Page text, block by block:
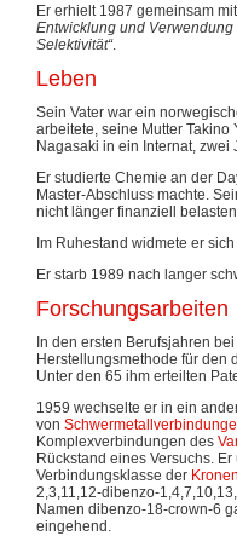
Er erhielt 1987 gemeinsam mit
Entwicklung und
Selektivität“.
Leben
Sein Vater war ein
arbeitete, seine Mutter
Nagasaki in ein Internat,
Er studierte Chemie an der
Master-Abschluss machte.
nicht länger finanziell
Im Ruhestand widmete er
Er starb 1989 nach langer
Forschungsarbeiten
In den ersten Berufsjahren
Herstellungsmethode für den
Unter den 65 ihm erteilten
1959 wechselte er in ein
von
Komplexverbindungen des
Rückstand eines Versuchs.
Verbindungsklasse der
2,3,11,12-dibenzo-
Namen dibenzo-18-crown-6
eingehend.